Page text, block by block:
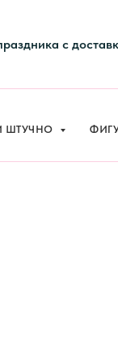
с
ШТУЧНО